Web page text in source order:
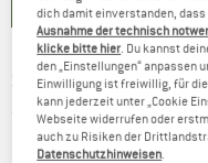
SNOW PEAK -
(0)
dich damit einverstanden,
Ausnahme der technisch
klicke bitte hier . Du kannst
den „Einstellungen“ anpassen
Einwilligung ist freiwillig, für
kann jederzeit unter „Cookie
Webseite widerrufen oder
auch zu Risiken der
Datenschutzhinweisen